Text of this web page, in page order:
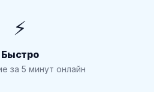
⚡
Быстро
за 5 минут онлайн